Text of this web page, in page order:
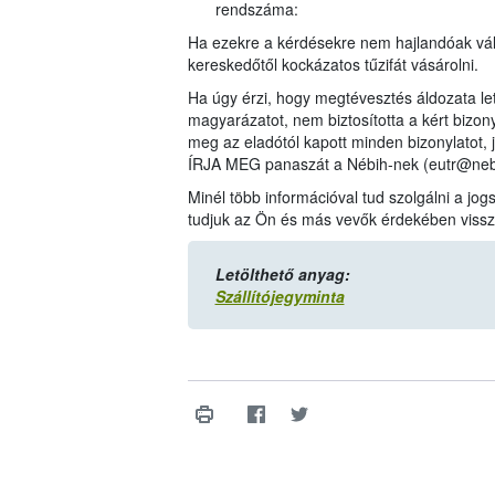
rendszáma:
Ha ezekre a kérdésekre nem hajlandóak
kereskedőtől kockázatos tűzifát vásárolni.
Ha úgy érzi, hogy megtévesztés áldozata
magyarázatot, nem biztosította a kért
meg az eladótól kapott minden
ÍRJA MEG panaszát a Nébih-nek
Minél több információval tud szolgálni a
tudjuk az Ön és más vevők érdekében
Letölthető anyag:
Szállítójegyminta